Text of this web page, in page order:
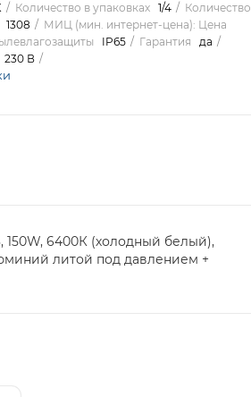
Количество в упаковках 1/4
Количество
1308
МИЦ (мин. интернет-цена): Цена
IP65 Гарантия
да
230 В
6400К (холодный белый),
литой под давлением +